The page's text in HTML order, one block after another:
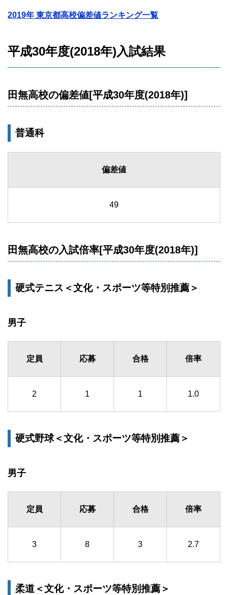
2019年 東京都高校偏差値ランキング一覧
平成30年度(2018年)入試結果
田無高校の偏差値[平成30年度(2018年)]
普通科
偏差値
49
田無高校の入試倍率[平成30年度(2018年)]
硬式テニス＜文化・スポーツ等特別推薦＞
男子
定員 応募 合格 倍率
2 1 1 1.0
硬式野球＜文化・スポーツ等特別推薦＞
男子
定員 応募 合格 倍率
3 8 3 2.7
柔道＜文化・スポーツ等特別推薦＞